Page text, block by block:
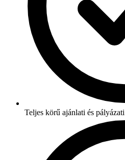
Teljes körű ajánlati és